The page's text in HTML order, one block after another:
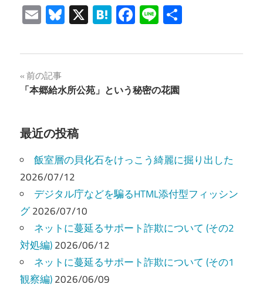
EmailBluesky
X Hatena
Facebook
Line
投
稿
ナ
ビ
ゲ
ー
シ
ョ
ン
前の記事
「本郷給水所公苑」という秘密の花園
最近の投稿
飯室層の貝化石をけっこう綺麗に掘り出した
2026/07/12
デジタル庁などを騙るHTML添付型フィッシン
グ2026/07/10
ネットに蔓延るサポート詐欺について (その2
対処編)2026/06/12
ネットに蔓延るサポート詐欺について (その1
観察編)2026/06/09